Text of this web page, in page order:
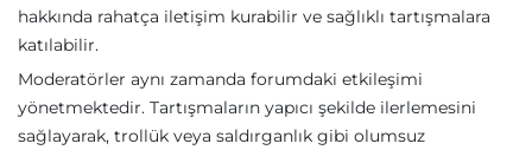
hakkında rahatça iletişim kurabilir ve sağlıklı tartışmalara
katılabilir.
Moderatörler aynı zamanda forumdaki etkileşimi
yönetmektedir. Tartışmaların yapıcı şekilde ilerlemesini
sağlayarak, trollük veya saldırganlık gibi olumsuz